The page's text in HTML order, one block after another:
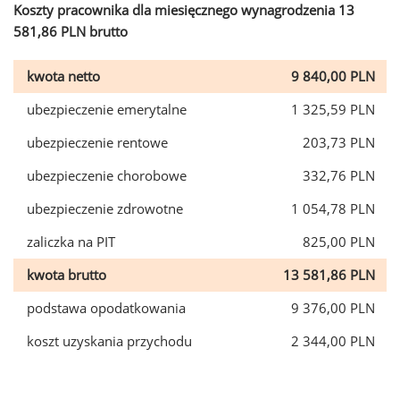
Koszty pracownika dla miesięcznego wynagrodzenia 13
581,86 PLN brutto
kwota netto
9 840,00 PLN
ubezpieczenie emerytalne
1 325,59 PLN
ubezpieczenie rentowe
203,73 PLN
ubezpieczenie chorobowe
332,76 PLN
ubezpieczenie zdrowotne
1 054,78 PLN
zaliczka na PIT
825,00 PLN
kwota brutto
13 581,86 PLN
podstawa opodatkowania
9 376,00 PLN
koszt uzyskania przychodu
2 344,00 PLN